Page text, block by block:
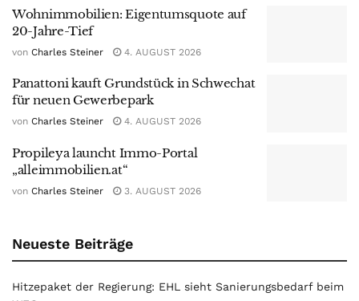
Wohnimmobilien: Eigentumsquote auf
20-Jahre-Tief
von Charles Steiner 4. AUGUST 2026
Panattoni kauft Grundstück in Schwechat
für neuen Gewerbepark
von Charles Steiner 4. AUGUST 2026
Propileya launcht Immo-Portal
„alleimmobilien.at“
von Charles Steiner 3. AUGUST 2026
Neueste Beiträge
Hitzepaket der Regierung: EHL sieht Sanierungsbedarf beim